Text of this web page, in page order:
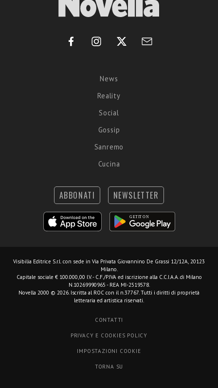
News
Reality
Social
Gossip
Sanremo
Cucina
ABBONATI NEWSLETTER
Visibilia Editrice S.r.l. con sede in Via Privata Giovannino De Grassi 12/12A, 20123
Milano.
Capitale sociale € 100.000,00 I.V. - C.F./P.IVA ed iscrizione alla C.C.I.A.A. di Milano
N.10269990965 - REA MI-2519578.
Novella 2000 © 2026. Iscritta al ROC con il n.37767. Tutti i diritti di proprietà
letteraria ed artistica riservati.
CONTATTI
PRIVACY E COOKIES POLICY
IMPOSTAZIONI COOKIE
TORNA SU